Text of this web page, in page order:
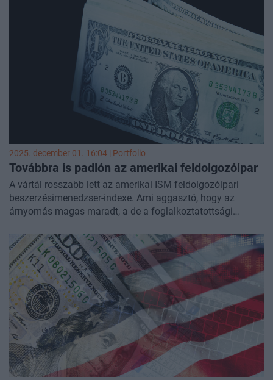
2025. december 01. 16:04 | Portfolio
Továbbra is padlón az amerikai feldolgozóipar
A vártál rosszabb lett az amerikai ISM feldolgozóipari
beszerzésimenedzser-indexe. Ami aggasztó, hogy az
árnyomás magas maradt, a de a foglalkoztatottsági